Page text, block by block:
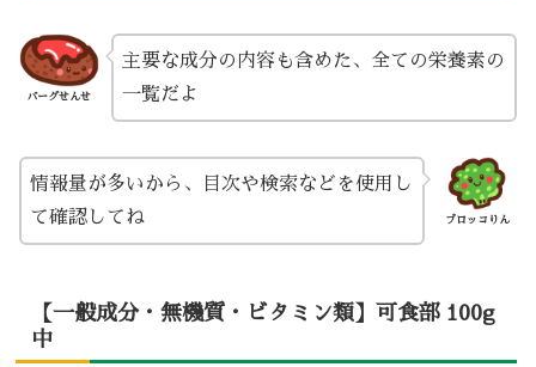
バーグせんせ
主要な成分の内容も含めた、全ての栄養素の
一覧だよ
ブロッコりん
情報量が多いから、目次や検索などを使用し
て確認してね
【一般成分・無機質・ビタミン類】可食部 100g
中